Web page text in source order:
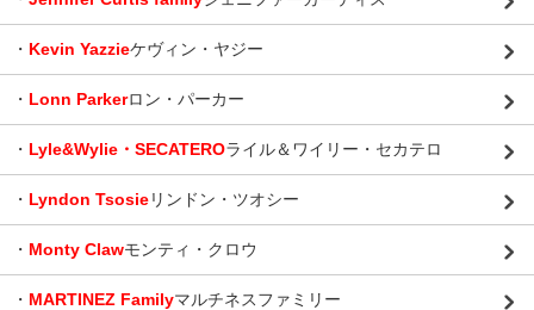
・ Kevin Yazzieケヴィン・ヤジー
・ Lonn Parkerロン・パーカー
・ Lyle&Wylie・SECATEROライル＆ワイリー・セカテロ
・ Lyndon Tsosieリンドン・ツオシー
・ Monty Clawモンティ・クロウ
・ MARTINEZ Familyマルチネスファミリー